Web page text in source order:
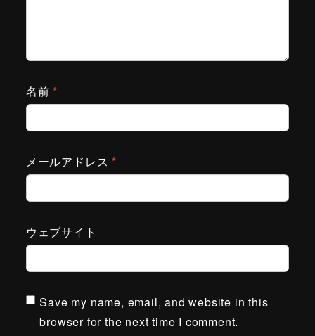
名前*
メールアドレス*
ウェブサイト
Save my name, email, and website in this
browser for the next time I comment.